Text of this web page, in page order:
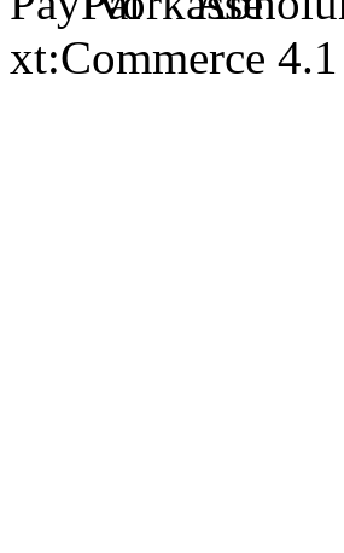
xt:Commerce